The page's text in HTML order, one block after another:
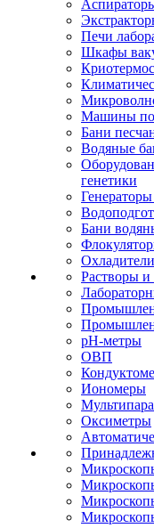
Печи
Шкафы
Машины
Бани
Водяные
генетики
Бани
Растворы и
pH-метры
ОВП
Иономеры
Оксиметры